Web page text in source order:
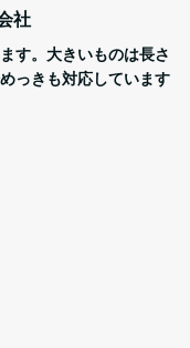
社
す。大きいものは長さ
っきも対応しています